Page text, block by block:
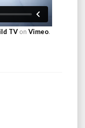
TV on Vimeo.